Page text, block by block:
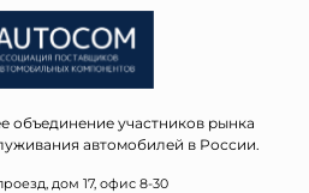
объединение участников рынка
автомобилей в России.
дом 17, офис 8-30